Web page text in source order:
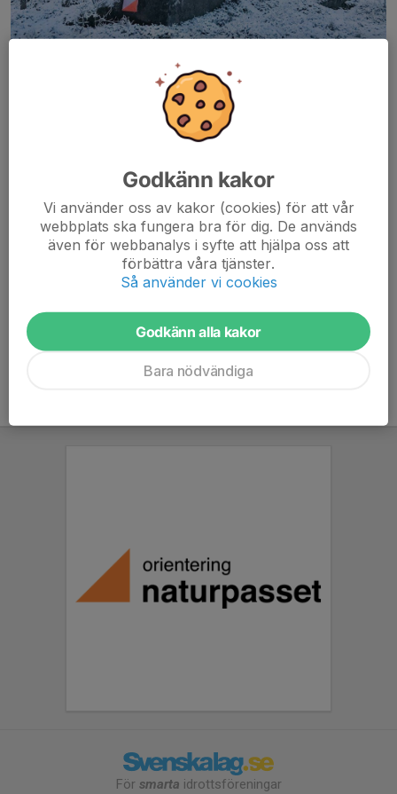
På söndagar under vintern (januari till mars)
med träningsbanor från vit/gul till svart nivå.
Träningarna som anordnas av klubbarna inom Göteborg SYD.
Detta är bra tillfällen att prova på en lite svårare bana än man
brukar springa, då det är en träning är det ju möjligt att ha
skuggning eller springa tillsammans med någon som är lite
säkrare.
Vintern 2026 ser schemat för Vintercupen ut som följer (se
uppdateringar i Eventor och här på hemsidan i kalendern):
Finns ingen info i dagsläget!
För smarta idrottsföreningar
Godkänn kakor
Vi använder oss av kakor (cookies) för att vår
webbplats ska fungera bra för dig. De används
även för webbanalys i syfte att hjälpa oss att
förbättra våra tjänster.
Så använder vi cookies
Godkänn alla kakor
Bara nödvändiga